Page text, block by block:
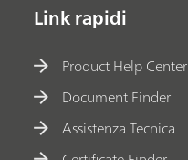
Link rapidi
Product Help Center
Document Finder
Assistenza Tecnica